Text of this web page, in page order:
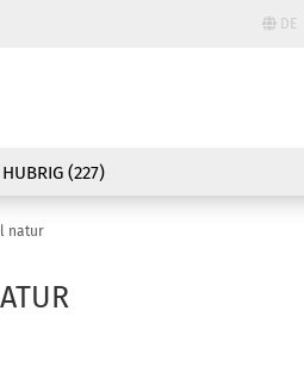
DE
(227)
natur